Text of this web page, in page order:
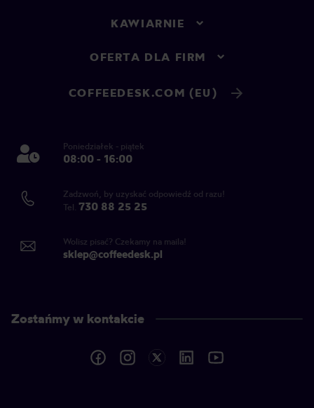
KAWIARNIE
OFERTA DLA FIRM
COFFEEDESK.COM (EU)
Poniedziałek - piątek
08:00 - 16:00
Zadzwoń, by uzyskać odpowiedź od razu!
Tel. 730 88 25 25
Wolisz pisać? Czekamy na maila!
sklep@coffeedesk.pl
Zostańmy w kontakcie